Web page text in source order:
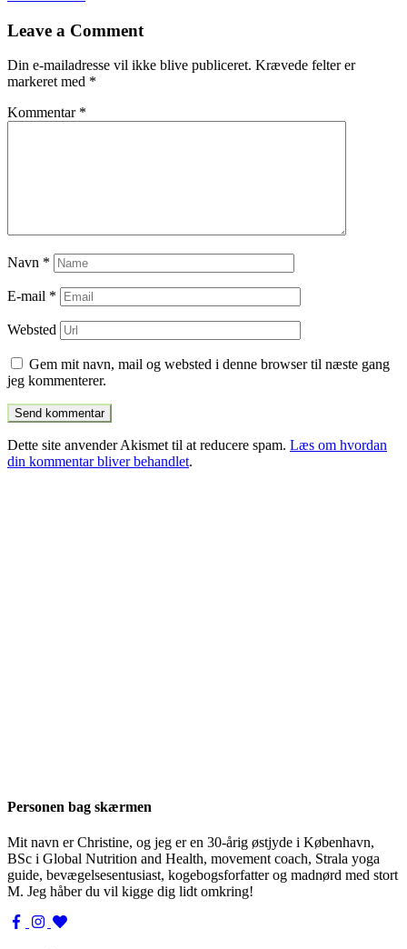
til
Leave a Comment
Din e-mailadresse vil ikke blive publiceret. Krævede felter er
markeret med *
Kommentar *
Navn *
E-mail *
Websted
Gem mit navn, mail og websted i denne browser til næste gang
jeg kommenterer.
Dette site anvender Akismet til at reducere spam. Læs om hvordan
din kommentar bliver behandlet.
Personen bag skærmen
Mit navn er Christine, og jeg er en 30-årig østjyde i København,
BSc i Global Nutrition and Health, movement coach, Strala yoga
guide, bevægelsesentusiast, kogebogsforfatter og madnørd med stort
M. Jeg håber du vil kigge dig lidt omkring!